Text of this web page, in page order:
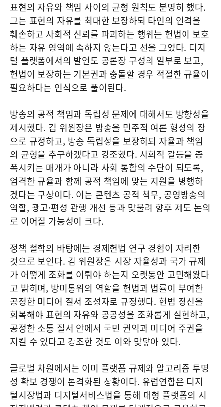
표현의 자유와 책임 사이의 균형 원칙도 분명히 했다.
그는 표현의 자유를 최대한 보장하되 타인의 인격을
훼손하고 사회적 신뢰를 파괴하는 행위는 헌법이 보호
하는 자유 영역에 속하지 않는다고 선을 그었다. 디지
털 플랫폼에서의 발언도 공론장 구성의 일부로 보고,
헌법이 보장하는 기본권과 충돌할 경우 적절한 규율이
필요하다는 인식으로 풀이된다.
방송의 공적 책임과 독립성 문제에 대해서도 방향성을
제시했다. 김 위원장은 방송을 민주적 여론 형성의 장
으로 규정하고, 방송 독립성을 보장하되 자율과 책임
의 균형을 추구하겠다고 강조했다. 사회적 갈등을 증
폭시키는 매개가 아니라 사회 통합의 수단이 되도록,
엄격한 규율과 함께 공적 책임에 맞는 지원을 병행하
겠다는 구상이다. 이는 콘텐츠 공적 책무, 공영방송의
역할, 광고·편성 관행 개선 등과 맞물려 향후 제도 논의
로 이어질 가능성이 크다.
정책 철학의 바탕에는 경제헌법 연구 경험이 자리한
것으로 보인다. 김 위원장은 시장 자율성과 국가 규제
가 어떻게 조화를 이뤄야 하는지 오랫동안 고민해왔다
고 밝히며, 방미통위의 역할을 헌법과 법률이 부여한
공정한 미디어 질서 조성자로 규정했다. 헌법 정신을
회복해야 표현의 자유와 공공성을 조화롭게 실현하고,
공정한 소통 질서 안에서 국민 권익과 미디어 주권을
지킬 수 있다고 강조한 것도 이와 맞닿아 있다.
글로벌 차원에서는 이미 플랫폼 규제와 알고리즘 투명
성 확보 경쟁이 본격화된 상황이다. 유럽연합은 디지
털시장법과 디지털서비스법을 통해 대형 플랫폼의 시